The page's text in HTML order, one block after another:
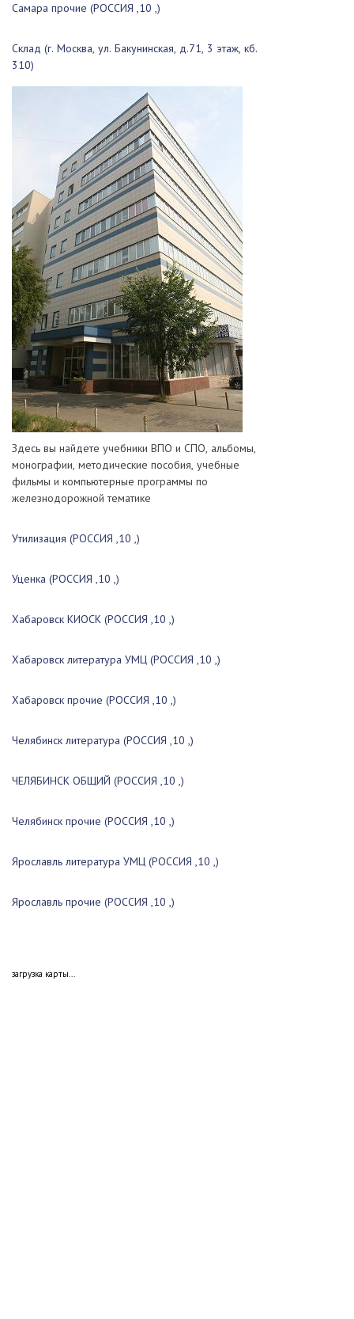
Самара прочие (РОССИЯ ,10 ,)
Склад (г. Москва, ул. Бакунинская, д.71, 3 этаж, кб.
310)
Здесь вы найдете учебники ВПО и СПО, альбомы,
монографии, методические пособия, учебные
фильмы и компьютерные программы по
железнодорожной тематике
Утилизация (РОССИЯ ,10 ,)
Уценка (РОССИЯ ,10 ,)
Хабаровск КИОСК (РОССИЯ ,10 ,)
Хабаровск литература УМЦ (РОССИЯ ,10 ,)
Хабаровск прочие (РОССИЯ ,10 ,)
Челябинск литература (РОССИЯ ,10 ,)
ЧЕЛЯБИНСК ОБЩИЙ (РОССИЯ ,10 ,)
Челябинск прочие (РОССИЯ ,10 ,)
Ярославль литература УМЦ (РОССИЯ ,10 ,)
Ярославль прочие (РОССИЯ ,10 ,)
загрузка карты...